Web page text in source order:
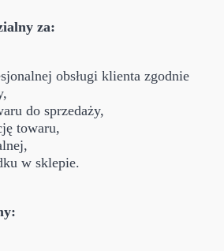
za:
obsługi klienta zgodnie
do sprzedaży,
towaru,
w sklepie.